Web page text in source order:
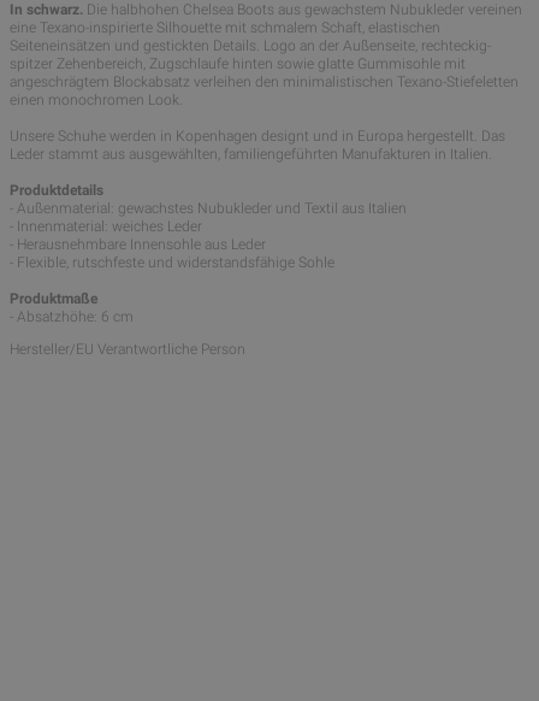
In schwarz. Die halbhohen Chelsea Boots aus gewachstem Nubukleder vereinen
eine Texano-inspirierte Silhouette mit schmalem Schaft, elastischen
Seiteneinsätzen und gestickten Details. Logo an der Außenseite, rechteckig-
spitzer Zehenbereich, Zugschlaufe hinten sowie glatte Gummisohle mit
angeschrägtem Blockabsatz verleihen den minimalistischen Texano-Stiefeletten
einen monochromen Look.
Unsere Schuhe werden in Kopenhagen designt und in Europa hergestellt. Das
Leder stammt aus ausgewählten, familiengeführten Manufakturen in Italien.
Produktdetails
- Außenmaterial: gewachstes Nubukleder und Textil aus Italien
- Innenmaterial: weiches Leder
- Herausnehmbare Innensohle aus Leder
- Flexible, rutschfeste und widerstandsfähige Sohle
Produktmaße
- Absatzhöhe: 6 cm
Hersteller/EU Verantwortliche Person